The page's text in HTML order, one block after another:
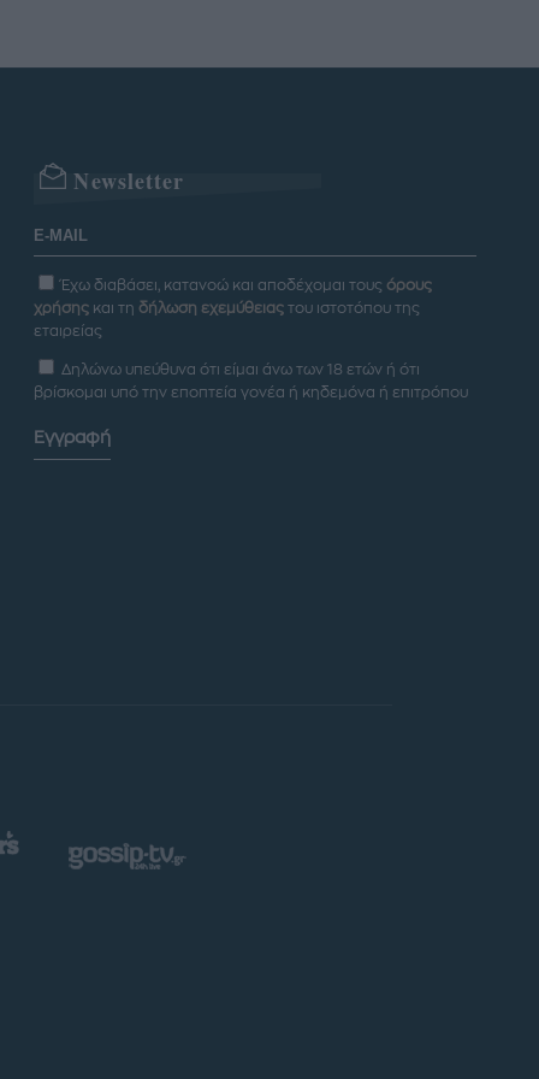
Newsletter
Έχω διαβάσει, κατανοώ και αποδέχομαι τους όρους
χρήσης και τη δήλωση εχεμύθειας του ιστοτόπου της
εταιρείας
Δηλώνω υπεύθυνα ότι είμαι άνω των 18 ετών ή ότι
βρίσκομαι υπό την εποπτεία γονέα ή κηδεμόνα ή επιτρόπου
Εγγραφή